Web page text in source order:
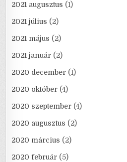
2021 augusztus (1)
2021 július (2)
2021 május (2)
2021 január (2)
2020 december (1)
2020 október (4)
2020 szeptember (4)
2020 augusztus (2)
2020 március (2)
2020 február (5)